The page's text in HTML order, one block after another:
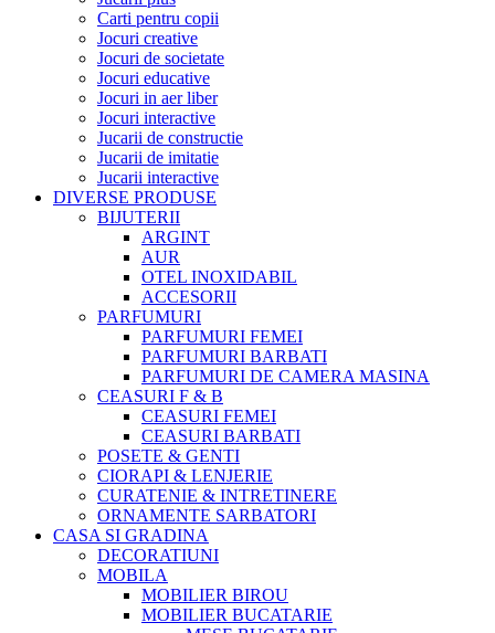
Carti pentru copii
Jocuri creative
Jocuri de societate
Jocuri educative
Jocuri in aer liber
Jocuri interactive
Jucarii de constructie
Jucarii de imitatie
Jucarii interactive
DIVERSE PRODUSE
BIJUTERII
ARGINT
AUR
OTEL INOXIDABIL
ACCESORII
PARFUMURI
PARFUMURI FEMEI
PARFUMURI BARBATI
PARFUMURI DE CAMERA MASINA
CEASURI F & B
CEASURI FEMEI
CEASURI BARBATI
POSETE & GENTI
CIORAPI & LENJERIE
CURATENIE & INTRETINERE
ORNAMENTE SARBATORI
CASA SI GRADINA
DECORATIUNI
MOBILA
MOBILIER BIROU
MOBILIER BUCATARIE